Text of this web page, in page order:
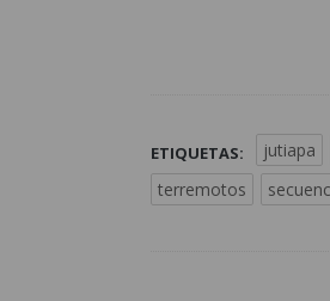
ETIQUETAS: jutiapa
terremotos